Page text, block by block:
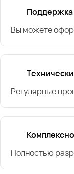
Вы можете
Регулярные
Полностью